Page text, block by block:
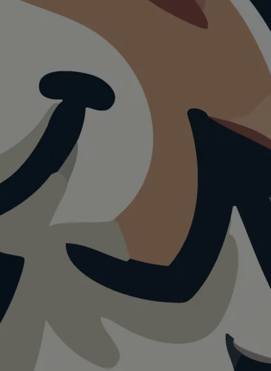
In App speichern